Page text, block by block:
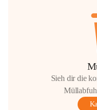
Sieh dir die